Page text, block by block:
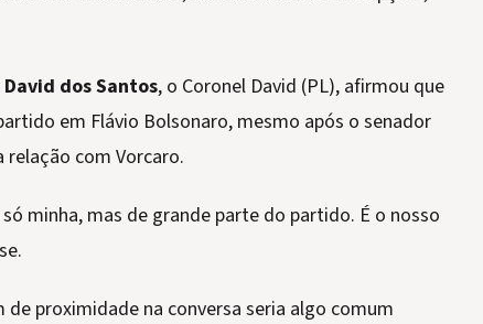
dos Santos, o Coronel David (PL), afirmou que
em Flávio Bolsonaro, mesmo após o senador
com Vorcaro.
minha, mas de grande parte do partido. É o nosso
proximidade na conversa seria algo comum